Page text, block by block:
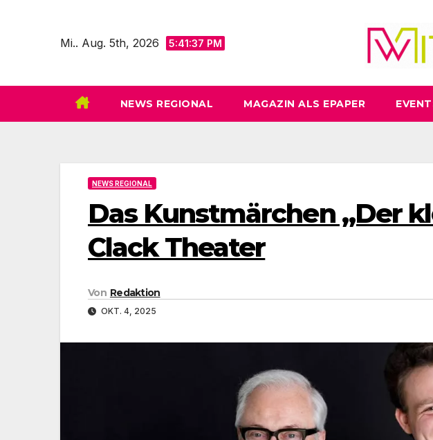
Mi.. Aug. 5th, 2026 5:41:39 PM
NEWS REGIONAL MAGAZIN ALS EPAPER
NEWS REGIONAL
Das Kunstmärchen „Der
Clack Theater
Von Redaktion
OKT. 4, 2025